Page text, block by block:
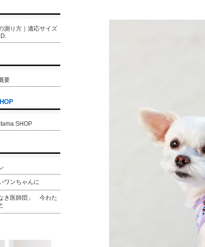
測り方｜適応サイズ
要
SHOP
ワンちゃんに
き医師団」 今わた